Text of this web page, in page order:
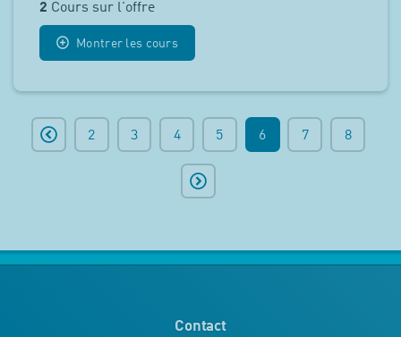
2 Cours sur l'offre
Montrer les cours
2 3 4 5 6 7 8
Contact